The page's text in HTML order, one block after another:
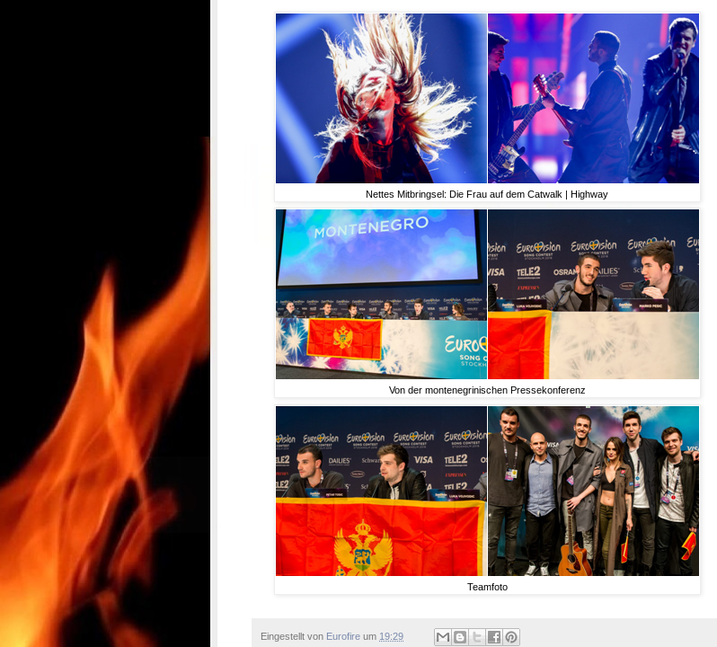
Nettes Mitbringsel: Die Frau auf dem Catwalk | Highway
Von der montenegrinischen Pressekonferenz
Teamfoto
Eingestellt von Eurofire um 19:29